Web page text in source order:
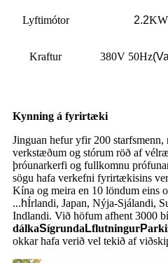
Lyftimótor 2.2KW
Kraftur 380V 50Hz
Kynning á fyrirtæki
Jinguan hefur yfir 200
verkstæðum og stórum röð af
þróunarkerfi og fullkomnu
sögu hafa verkefni fyrirtækisins
Kína og meira en 10 löndum eins
...hÍrlandi, Japan, Nýja-Sjálandi,
Indlandi. Við höfum afhent 3000
dálkaSígrunda LflutningurP
okkar hafa verið vel tekið af